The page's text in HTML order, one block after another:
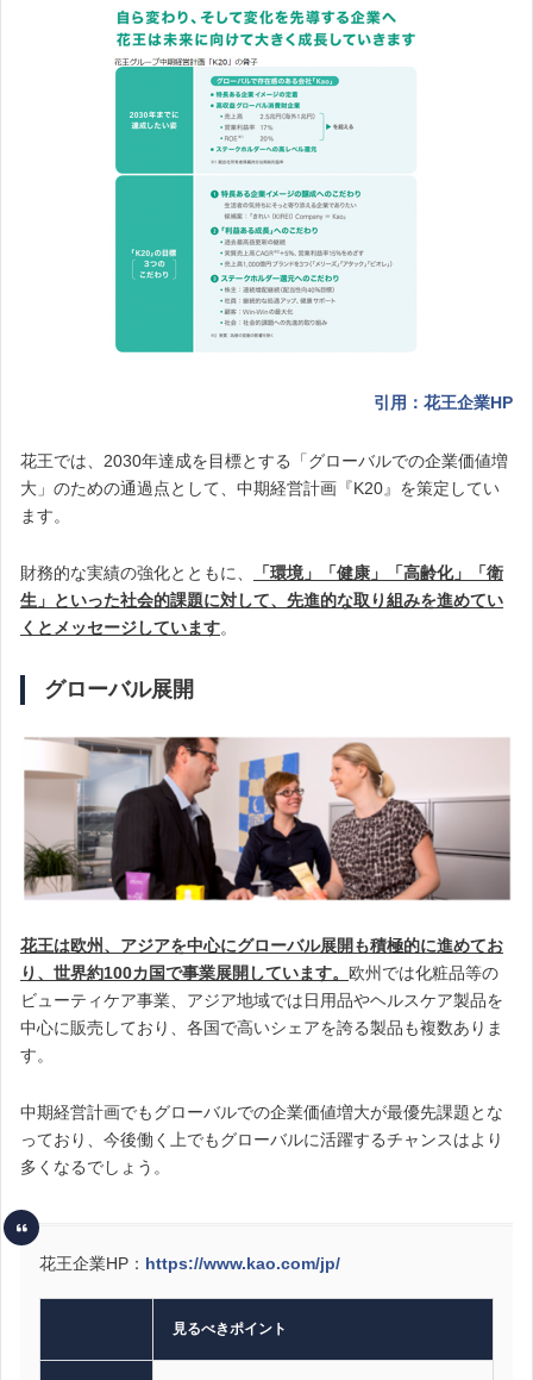
引用：花王企業HP
花王では、2030年達成を目標とする「グローバルでの企業価値増
大」のための通過点として、中期経営計画『K20』を策定してい
ます。
財務的な実績の強化とともに、
「環境」「健康」「高齢化」「衛
生」といった社会的課題に対して、先進的な取り組みを進めてい
くとメッセージしています。
グローバル展開
花王は欧州、アジアを中心にグローバル展開も積極的に進めてお
り、世界約100カ国で事業展開しています。 欧州では化粧品等の
ビューティケア事業、アジア地域では日用品やヘルスケア製品を
中心に販売しており、各国で高いシェアを誇る製品も複数ありま
す。
中期経営計画でもグローバルでの企業価値増大が最優先課題とな
っており、今後働く上でもグローバルに活躍するチャンスはより
多くなるでしょう。
花王企業HP： https://www.kao.com/jp/
見るべきポイント